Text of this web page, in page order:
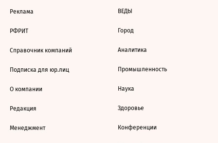
Реклама
РФРИТ
Справочник компаний
Подписка для юр.лиц
О компании
Редакция
Менеджмент
ВЕДЫ
Город
Аналитика
Промышленность
Наука
Здоровье
Конференции